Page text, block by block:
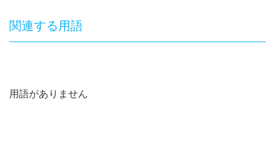
ョ
関連する用語
用語がありません